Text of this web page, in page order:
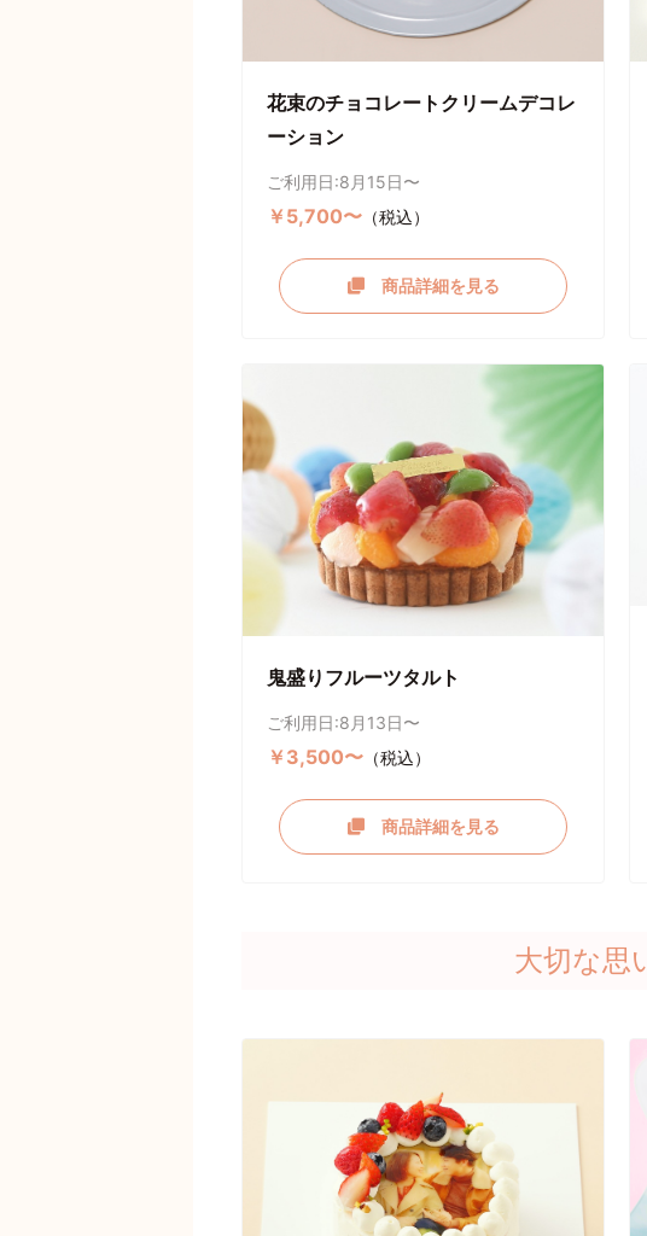
花束のチョコレートクリームデコレ
ーション
ご利用日:8月15日〜
￥5,700〜 （税込）
商品詳細を見る
鬼盛りフルーツタルト
ご利用日:8月13日〜
￥3,500〜 （税込）
商品詳細を見る
大切な思